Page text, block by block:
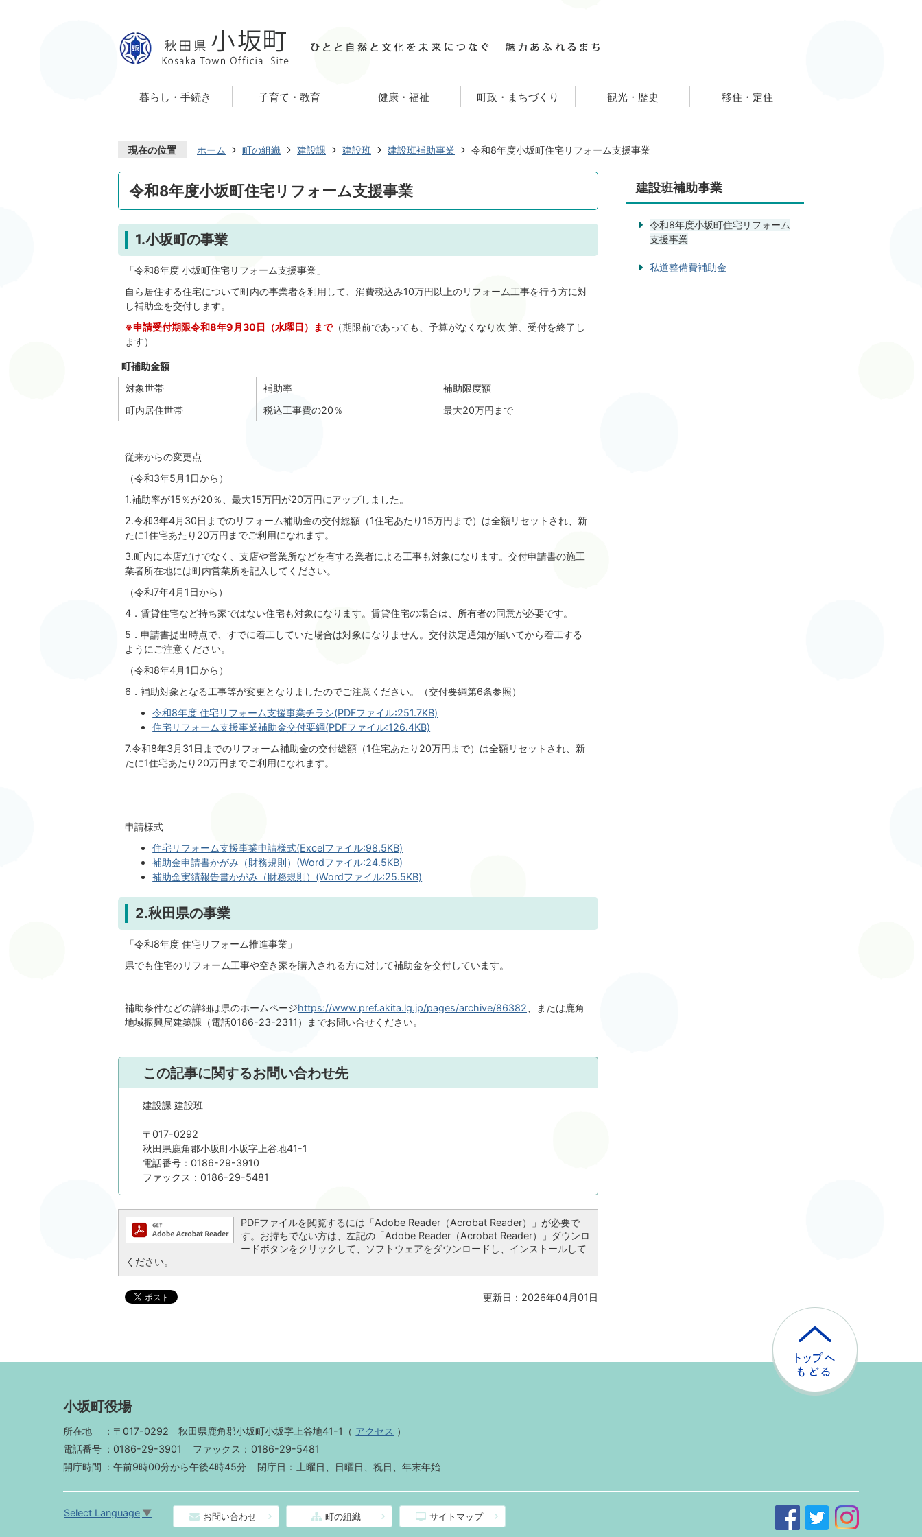
暮らし・手続き 子育て・教育 健康・福祉 町政・まちづくり 観光・歴史 移住・定住
現在の位置 ホーム 町の組織 建設課 建設班 建設班補助事業 令和8年度小坂町住宅リフォーム支援事業
令和8年度小坂町住宅リフォーム支援事業
1.小坂町の事業
「令和8年度 小坂町住宅リフォーム支援事業」
自ら居住する住宅について町内の事業者を利用して、消費税込み10万円以上のリフォーム工事を行う方に対
し補助金を交付します。
※申請受付期限令和8年9月30日（水曜日）まで（期限前であっても、予算がなくなり次 第、受付を終了し
ます）
町補助金額
対象世帯
補助率
補助限度額
町内居住世帯
税込工事費の20％ 最大20万円まで
従来からの変更点
（令和3年5月1日から）
1.補助率が15％が20％、最大15万円が20万円にアップしました。
2.令和3年4月30日までのリフォーム補助金の交付総額（1住宅あたり15万円まで）は全額リセットされ、新
たに1住宅あたり20万円までご利用になれます。
3.町内に本店だけでなく、支店や営業所などを有する業者による工事も対象になります。交付申請書の施工
業者所在地には町内営業所を記入してください。
（令和7年4月1日から）
4．賃貸住宅など持ち家ではない住宅も対象になります。賃貸住宅の場合は、所有者の同意が必要です。
5．申請書提出時点で、すでに着工していた場合は対象になりません。交付決定通知が届いてから着工する
ようにご注意ください。
（令和8年4月1日から）
6．補助対象となる工事等が変更となりましたのでご注意ください。（交付要綱第6条参照）
令和8年度 住宅リフォーム支援事業チラシ(PDFファイル:251.7KB)
住宅リフォーム支援事業補助金交付要綱(PDFファイル:126.4KB)
7.令和8年3月31日までのリフォーム補助金の交付総額（1住宅あたり20万円まで）は全額リセットされ、新
たに1住宅あたり20万円までご利用になれます。
申請様式
住宅リフォーム支援事業申請様式(Excelファイル:98.5KB)
補助金申請書かがみ（財務規則）(Wordファイル:24.5KB)
補助金実績報告書かがみ（財務規則）(Wordファイル:25.5KB)
2.秋田県の事業
「令和8年度 住宅リフォーム推進事業」
県でも住宅のリフォーム工事や空き家を購入される方に対して補助金を交付しています。
補助条件などの詳細は県のホームページhttps://www.pref.akita.lg.jp/pages/archive/86382 、または鹿角
地域振興局建築課（電話0186-23-2311）までお問い合せください。
この記事に関するお問い合わせ先
建設課 建設班
〒017-0292
秋田県鹿角郡小坂町小坂字上谷地41-1
電話番号：0186-29-3910
ファックス：0186-29-5481
PDFファイルを閲覧するには「Adobe Reader（Acrobat Reader）」が必要で
す。お持ちでない方は、左記の「Adobe Reader（Acrobat Reader）」ダウンロ
ードボタンをクリックして、ソフトウェアをダウンロードし、インストールして
ください。
更新日：2026年04月01日
建設班補助事業
令和8年度小坂町住宅リフォーム
支援事業
私道整備費補助金
戻
小坂町役場
所在地 〒017-0292秋田県鹿角郡小坂町小坂字上谷地41-1 （ アクセス ）
電話番号
0186-29-3901 ファックス
0186-29-5481
開庁時間
午前9時00分から午後4時45分 閉庁日 土曜日、日曜日、祝日、年末年始
Select Language ▼ お問い合わせ 町の組織 サイトマップ